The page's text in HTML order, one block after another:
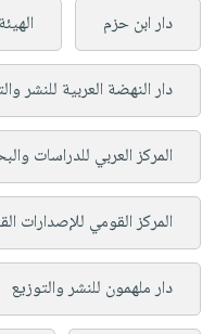
دار ابن حزم
دار النهضة العربية للنشر
المركز العربي للدراسات
المركز القومي للإصدارات
دار ملهمون للنشر والتوزيع